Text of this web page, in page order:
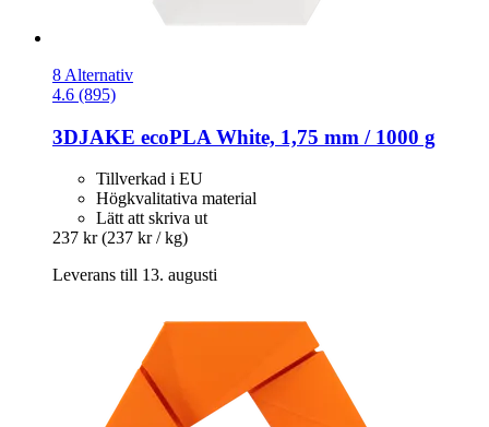
8 Alternativ
4.6 (895)
3DJAKE ecoPLA White, 1,75 mm / 1000 g
Tillverkad i EU
Högkvalitativa material
Lätt att skriva ut
237 kr (237 kr / kg)
Leverans till 13. augusti